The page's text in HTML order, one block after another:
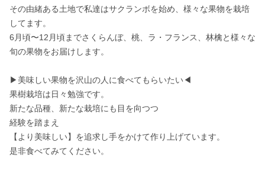
その由緒ある土地で私達はサクランボを始め、様々な果物を栽培
してます。
6月頃〜12月頃までさくらんぼ、桃、ラ・フランス、林檎と様々な
旬の果物をお届けします。
▶美味しい果物を沢山の人に食べてもらいたい◀
果樹栽培は日々勉強です。
新たな品種、新たな栽培にも目を向つつ
経験を踏まえ
【より美味しい】を追求し手をかけて作り上げています。
是非食べてみてください。